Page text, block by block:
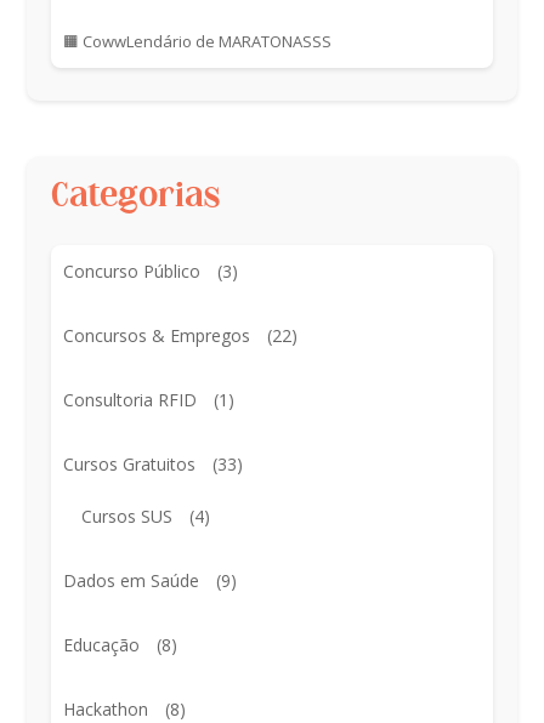
🟧 CowwLendário de MARATONASSS
Categorias
Concurso Público (3)
Concursos & Empregos (22)
Consultoria RFID (1)
Cursos Gratuitos (33)
Cursos SUS (4)
Dados em Saúde (9)
Educação (8)
Hackathon (8)